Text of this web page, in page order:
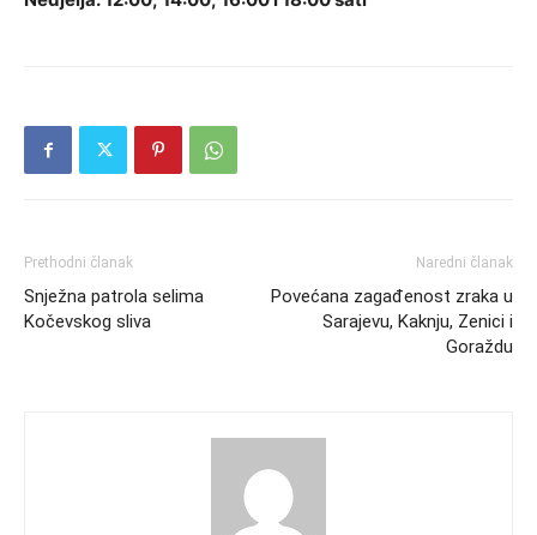
Prethodni članak
Snježna patrola selima
Kočevskog sliva
Naredni članak
Povećana zagađenost zraka u
Sarajevu, Kaknju, Zenici i
Goraždu